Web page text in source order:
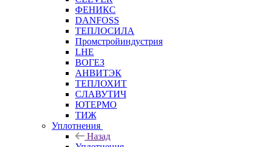
ФЕНИКС
DANFOSS
ТЕПЛОСИЛА
Промстройиндустрия
LHE
ВОГЕЗ
АНВИТЭК
ТЕПЛОХИТ
СЛАВУТИЧ
ЮТЕРМО
ТИЖ
Уплотнения
Назад